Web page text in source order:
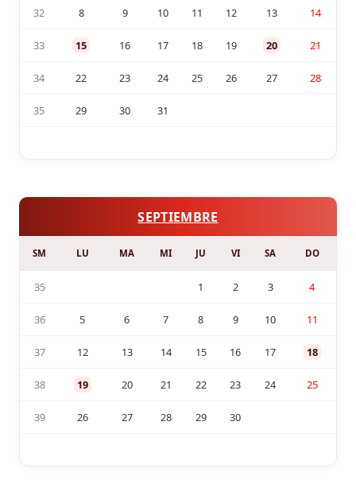
32 8 9 10 11 12 13 14
33 15 16 17 18 19 20 21
34 22 23 24 25 26 27 28
35 29 30 31
SEPTIEMBRE
SM LU MA MI JU VI SA DO
35 1 2 3 4
36 5 6 7 8 9 10 11
37 12 13 14 15 16 17 18
38 19 20 21 22 23 24 25
39 26 27 28 29 30